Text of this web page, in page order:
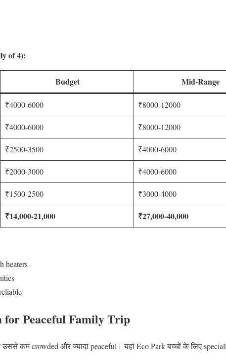
of 4):
Budget Mid-Range
₹4000-6000 ₹8000-12000
₹4000-6000 ₹8000-12000
₹2500-3500 ₹4000-6000
₹2000-3000 ₹4000-6000
₹1500-2500 ₹3000-4000
₹14,000-21,000 ₹27,000-40,000
heaters
Peaceful Family Trip
कम crowded और ज्यादा peaceful। यहां Eco Park बच्चों के लिए